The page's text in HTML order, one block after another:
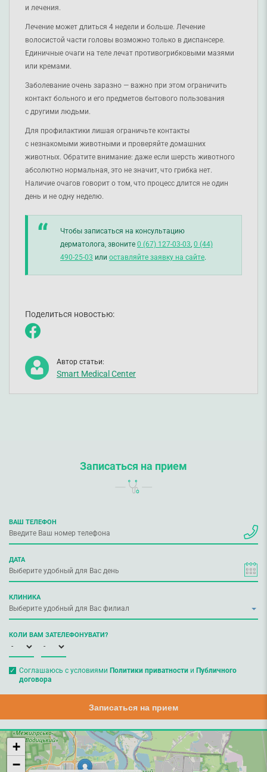
и лечения.
Лечение может длиться 4 недели и больше. Лечение
волосистой части головы возможно только в диспансере.
Единичные очаги на теле лечат противогрибковыми мазями
или кремами.
Заболевание очень заразно — важно при этом ограничить
контакт больного и его предметов бытового пользования
с другими людьми.
Для профилактики лишая ограничьте контакты
с незнакомыми животными и проверяйте домашних
животных. Обратите внимание: даже если шерсть животного
абсолютно нормальная, это не значит, что грибка нет.
Наличие очагов говорит о том, что процесс длится не один
день и не одну неделю.
Чтобы записаться на консультацию
дерматолога, звоните 0 (67) 127-03-03 0 (44)
490-25-03 или оставляйте заявку на сайте.
Поделиться новостью:
Автор статьи:
Smart Medical Center
Записаться на прием
ВАШ ТЕЛЕФОН
ДАТА
КЛИНИКА
КОЛИ ВАМ ЗАТЕЛЕФОНУВАТИ?
Соглашаюсь с условиями Политики приватностии Публичного
договора
Записаться на прием
+
−